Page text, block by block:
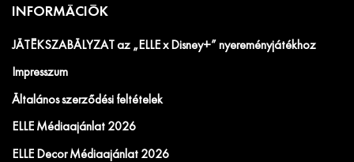
INFORMÁCIÓK
JÁTÉKSZABÁLYZAT az „ELLE x Disney+” nyereményjátékhoz
Impresszum
Általános szerződési feltételek
ELLE Médiaajánlat 2026
ELLE Decor Médiaajánlat 2026